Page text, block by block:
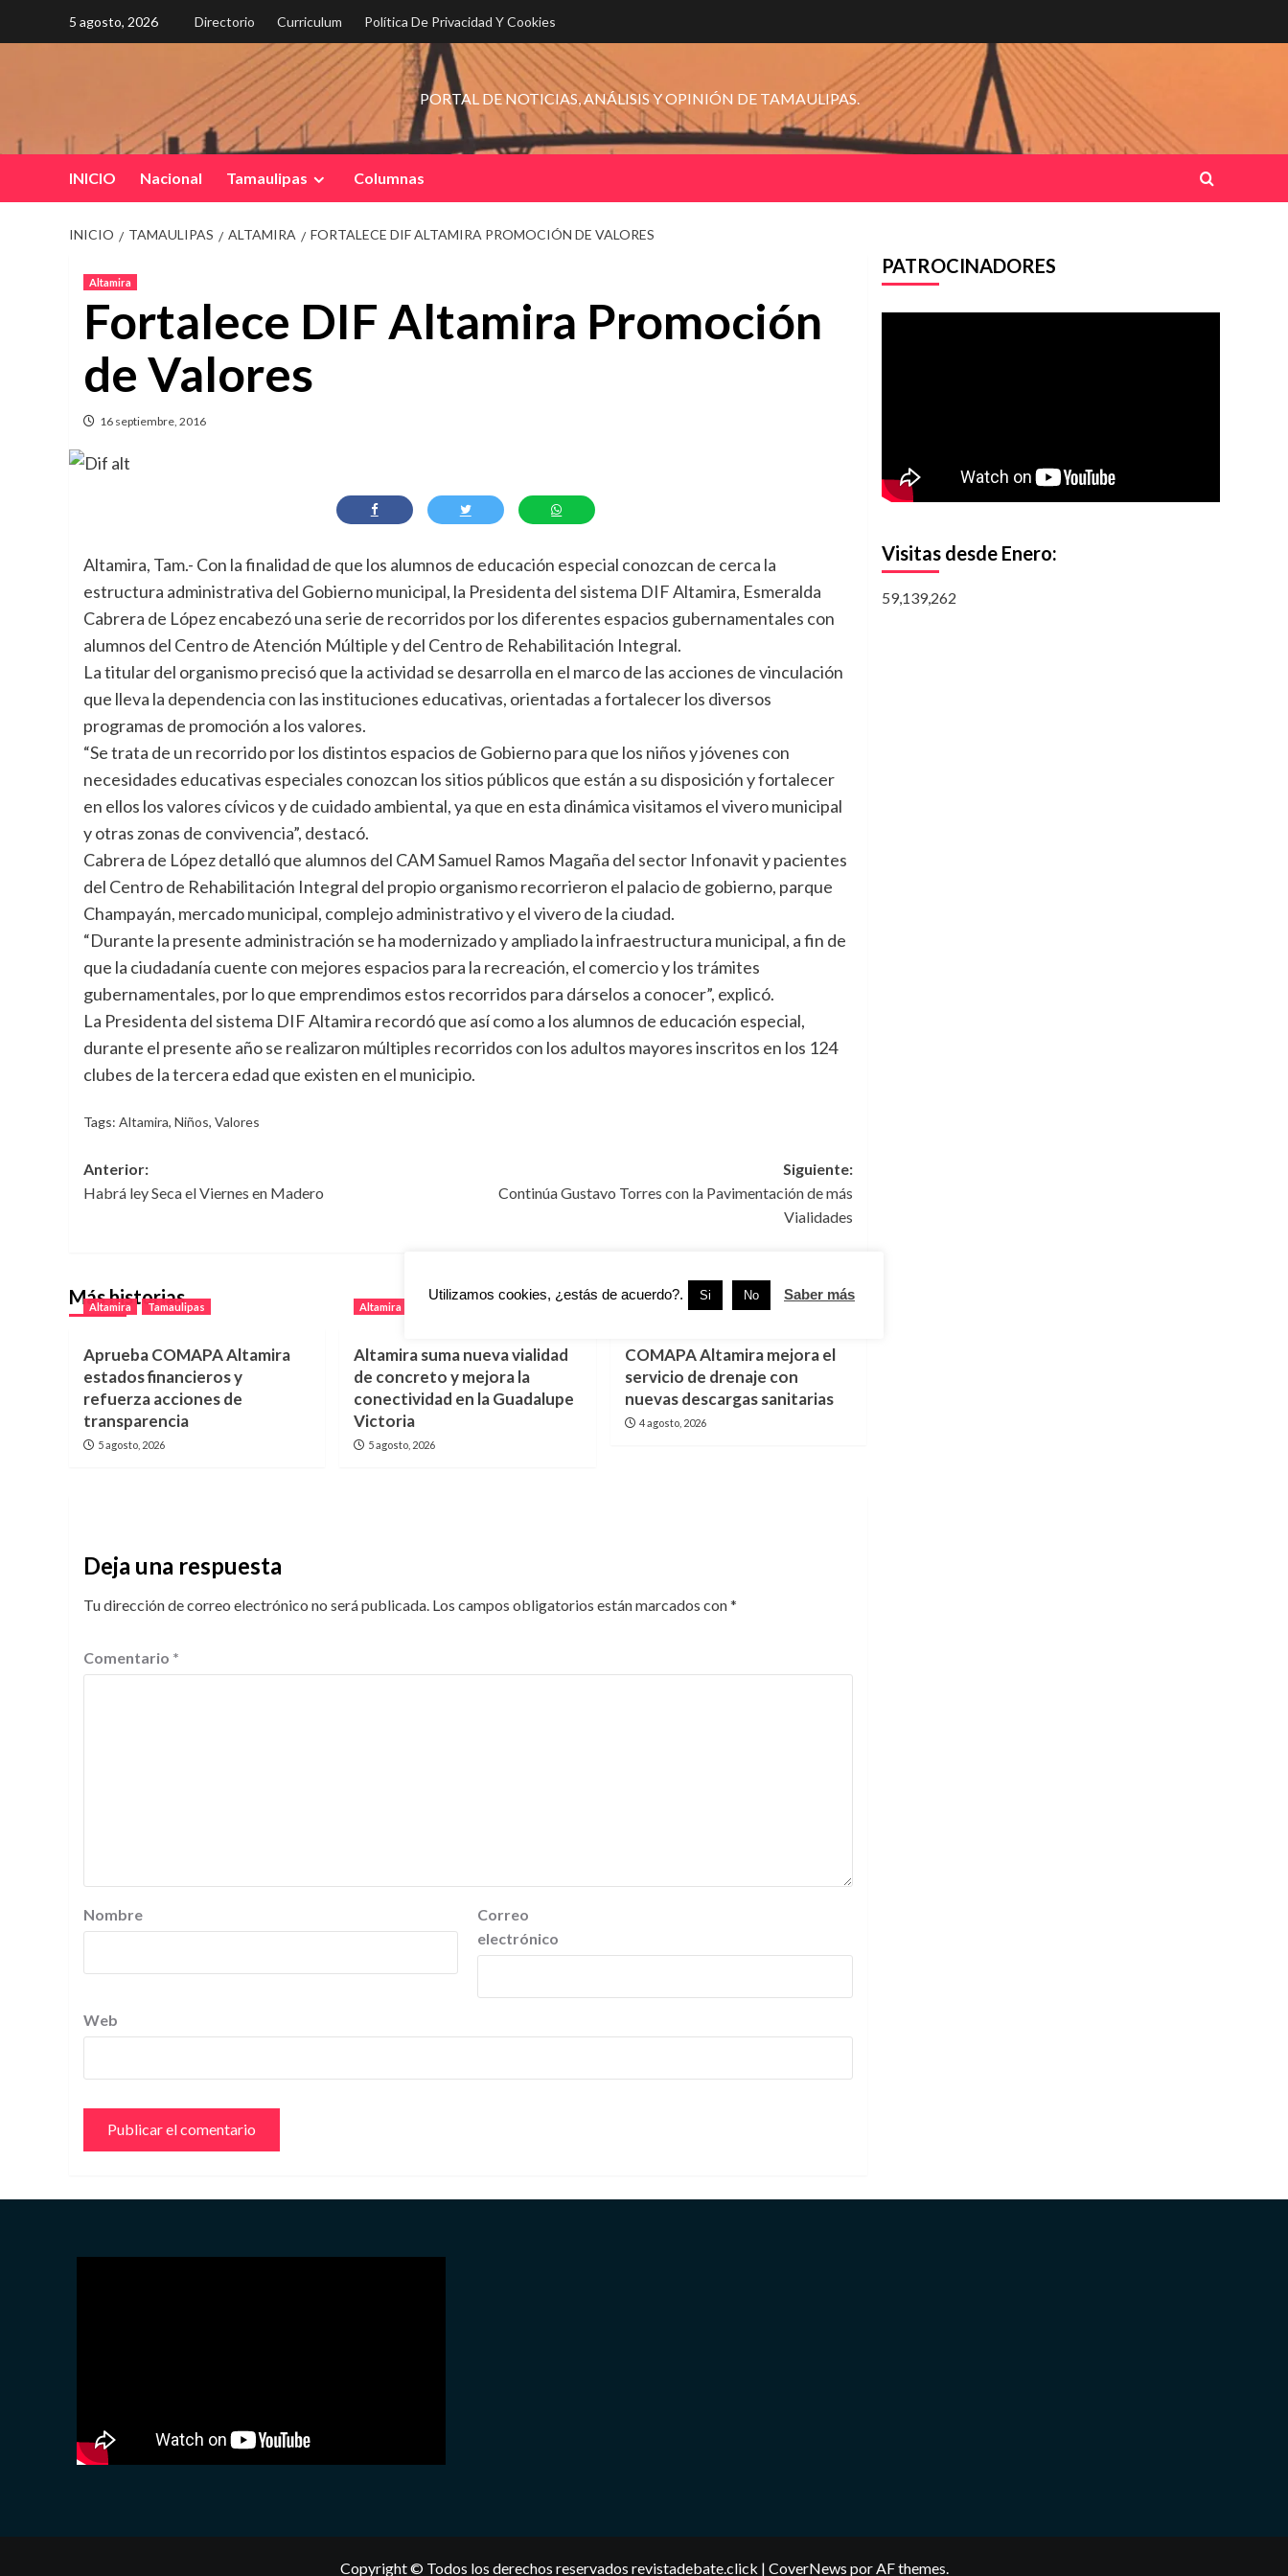
5 agosto, 2026 Directorio Curriculum Política De Privacidad Y Cookies
PORTAL DE NOTICIAS, ANÁLISIS Y OPINIÓN DE TAMAULIPAS.
INICIO Nacional Tamaulipas Columnas
INICIO TAMAULIPAS ALTAMIRA FORTALECE DIF ALTAMIRA PROMOCIÓN DE VALORES
Altamira
Fortalece DIF Altamira Promoción
de Valores
16 septiembre, 2016
Altamira, Tam.- Con la finalidad de que los alumnos de educación especial conozcan de cerca la
estructura administrativa del Gobierno municipal, la Presidenta del sistema DIF Altamira, Esmeralda
Cabrera de López encabezó una serie de recorridos por los diferentes espacios gubernamentales con
alumnos del Centro de Atención Múltiple y del Centro de Rehabilitación Integral.
La titular del organismo precisó que la actividad se desarrolla en el marco de las acciones de vinculación
que lleva la dependencia con las instituciones educativas, orientadas a fortalecer los diversos
programas de promoción a los valores.
“Se trata de un recorrido por los distintos espacios de Gobierno para que los niños y jóvenes con
necesidades educativas especiales conozcan los sitios públicos que están a su disposición y fortalecer
en ellos los valores cívicos y de cuidado ambiental, ya que en esta dinámica visitamos el vivero municipal
y otras zonas de convivencia”, destacó.
Cabrera de López detalló que alumnos del CAM Samuel Ramos Magaña del sector Infonavit y pacientes
del Centro de Rehabilitación Integral del propio organismo recorrieron el palacio de gobierno, parque
Champayán, mercado municipal, complejo administrativo y el vivero de la ciudad.
“Durante la presente administración se ha modernizado y ampliado la infraestructura municipal, a fin de
que la ciudadanía cuente con mejores espacios para la recreación, el comercio y los trámites
gubernamentales, por lo que emprendimos estos recorridos para dárselos a conocer”, explicó.
La Presidenta del sistema DIF Altamira recordó que así como a los alumnos de educación especial,
durante el presente año se realizaron múltiples recorridos con los adultos mayores inscritos en los 124
clubes de la tercera edad que existen en el municipio.
Tags: Altamira, Niños, Valores
Navegación
de
Anterior:
Habrá ley Seca el Viernes en Madero
Siguiente:
Continúa Gustavo Torres con la Pavimentación de más
Vialidades
Más historias
Altamira Tamaulipas
Aprueba COMAPA Altamira
estados financieros y
refuerza acciones de
transparencia
5 agosto, 2026
Altamira
Altamira suma nueva vialidad
de concreto y mejora la
conectividad en la Guadalupe
Victoria
5 agosto, 2026
COMAPA Altamira mejora el
servicio de drenaje con
nuevas descargas sanitarias
4 agosto, 2026
Deja una respuesta
Tu dirección de correo electrónico no será publicada. Los campos obligatorios están marcados con*
Comentario *
Nombre
Correo
electrónico
Web
PATROCINADORES
Visitas desde Enero:
59,139,262
Copyright © Todos los derechos reservados revistadebate.click | CoverNews por AF themes.
Utilizamos cookies, ¿estás de acuerdo?. Si No Saber más